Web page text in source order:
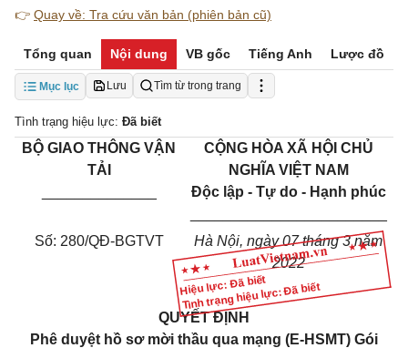
👉 Quay về: Tra cứu văn bản (phiên bản cũ)
Tổng quan Nội dung VB gốc Tiếng Anh Lược đồ
Mục lục Lưu Tìm từ trong trang
Tình trạng hiệu lực: Đã biết
Hiệu lực: Đã biết
Tình trạng hiệu lực: Đã biết
BỘ GIAO THÔNG VẬN
TẢI
CỘNG HÒA XÃ HỘI CHỦ
NGHĨA VIỆT NAM
Độc lập - Tự do - Hạnh phúc
Số: 280/QĐ-BGTVT Hà Nội, ngày07tháng3năm
2022
QUYẾT ĐỊNH
Phê duyệt hồ sơ mời thầu qua mạng (E-HSMT) Gói